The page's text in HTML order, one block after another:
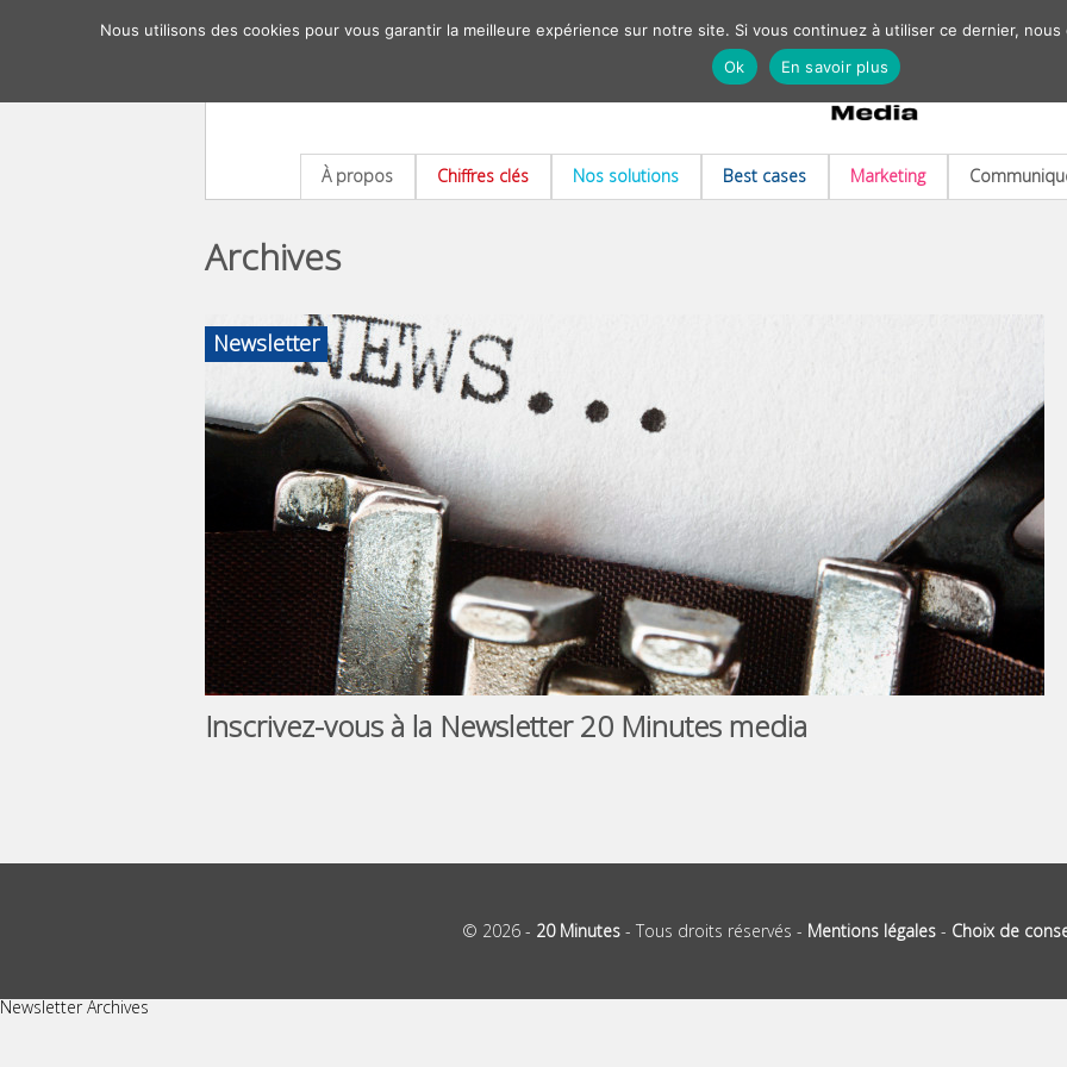
À propos Chiffres clés Nos solutions Best cases Marketing
Archives
Newsletter
Inscrivez-vous à la Newsletter 20 Minutes media
© 2026 - 20 Minutes- Tous droits réservés - Mentions légales- Choix de
Nous utilisons des cookies pour vous garantir la meilleure expérience sur notre site. Si vous continuez à utiliser ce dernier,
Ok
En savoir plus
Newsletter Archives